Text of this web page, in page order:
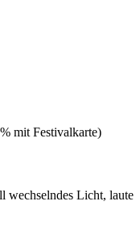
mit Festivalkarte)
wechselndes Licht, laute